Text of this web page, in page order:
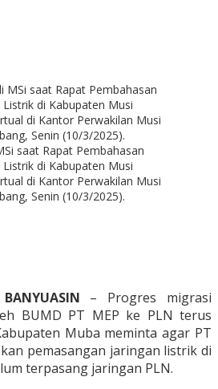
saat Rapat Pembahasan
di Kabupaten Musi
di Kantor Perwakilan Musi
Senin (10/3/2025).
– Progres migrasi
BUMD PT MEP ke PLN terus
Muba meminta agar PT
pemasangan jaringan listrik di
terpasang jaringan PLN.